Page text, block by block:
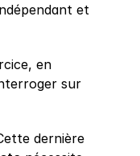
et
en
sur
dernière